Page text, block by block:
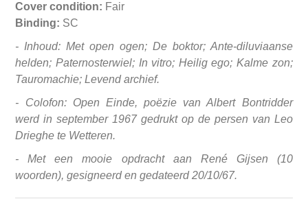
Cover condition: Fair
Binding: SC
- Inhoud: Met open ogen; De boktor; Ante-diluviaanse
helden; Paternosterwiel; In vitro; Heilig ego; Kalme zon;
Tauromachie; Levend archief.
- Colofon: Open Einde, poëzie van Albert Bontridder
werd in september 1967 gedrukt op de persen van Leo
Drieghe te Wetteren.
- Met een mooie opdracht aan René Gijsen (10
woorden), gesigneerd en gedateerd 20/10/67.